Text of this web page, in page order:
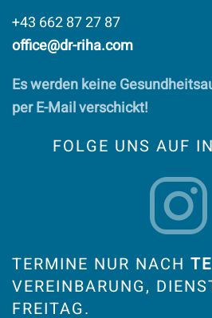
+43 662 87 27 87
office@dr-riha.com
Es werden keine
per E-Mail verschickt!
FOLGE UNS AUF
TERMINE NUR NACH
VEREINBARUNG,
FREITAG.